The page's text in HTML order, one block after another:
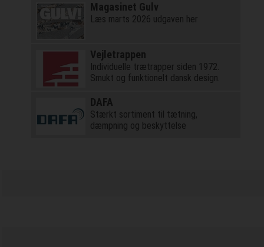
Magasinet Gulv
Læs marts 2026 udgaven her
Vejletrappen
Individuelle trætrapper siden 1972.
Smukt og funktionelt dansk design.
DAFA
Stærkt sortiment til tætning,
dæmpning og beskyttelse